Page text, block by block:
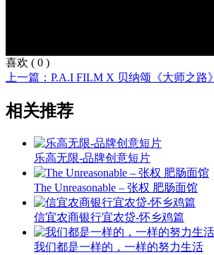
喜欢 ( 0 )
上一篇：P.A.I FILM X 贝纳颂《大师之路》
相关推荐
乐高无限-品牌创意短片
The Unreasonable – 张权 肥肠面馆
信宜农商银行宜农贷-怀乡鸡篇
我们都是一样的，一样的努力生活